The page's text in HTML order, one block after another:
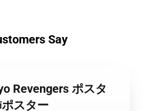
Say
Revengers ポスタ
スター